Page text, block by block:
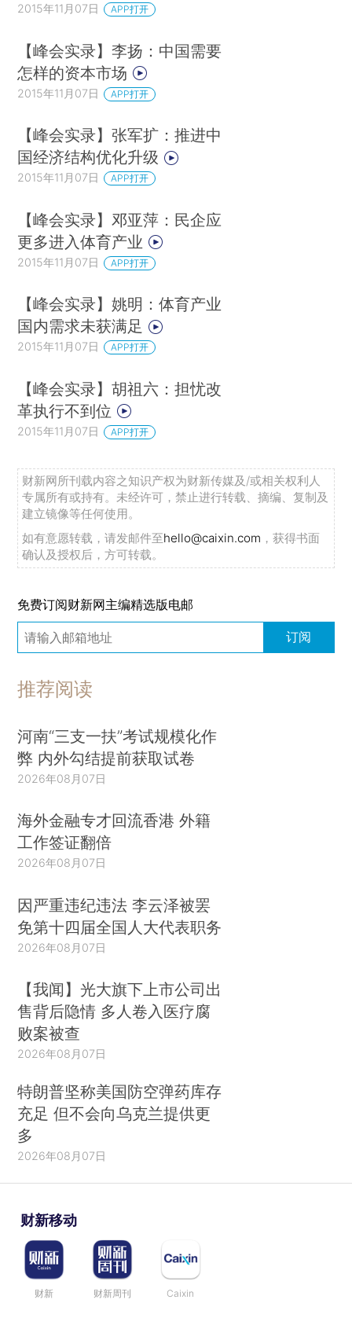
2015年11月07日 APP打开
【峰会实录】李扬：中国需要
怎样的资本市场
2015年11月07日 APP打开
【峰会实录】张军扩：推进中
国经济结构优化升级
2015年11月07日 APP打开
【峰会实录】邓亚萍：民企应
更多进入体育产业
2015年11月07日 APP打开
【峰会实录】姚明：体育产业
国内需求未获满足
2015年11月07日 APP打开
【峰会实录】胡祖六：担忧改
革执行不到位
2015年11月07日 APP打开
财新网所刊载内容之知识产权为财新传媒及/或相关权利人
专属所有或持有。未经许可，禁止进行转载、摘编、复制及
建立镜像等任何使用。
如有意愿转载，请发邮件至hello@caixin.com ，获得书面
确认及授权后，方可转载。
免费订阅财新网主编精选版电邮
订阅
推荐阅读
河南“三支一扶”考试规模化作
弊 内外勾结提前获取试卷
2026年08月07日
海外金融专才回流香港 外籍
工作签证翻倍
2026年08月07日
因严重违纪违法 李云泽被罢
免第十四届全国人大代表职务
2026年08月07日
【我闻】光大旗下上市公司出
售背后隐情 多人卷入医疗腐
败案被查
2026年08月07日
特朗普坚称美国防空弹药库存
充足 但不会向乌克兰提供更
多
2026年08月07日
财新移动
财新 财新周刊 Caixin